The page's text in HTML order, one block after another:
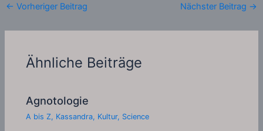
← Vorheriger Beitrag Nächster Beitrag →
Ähnliche Beiträge
Agnotologie
A bis Z, Kassandra, Kultur, Science